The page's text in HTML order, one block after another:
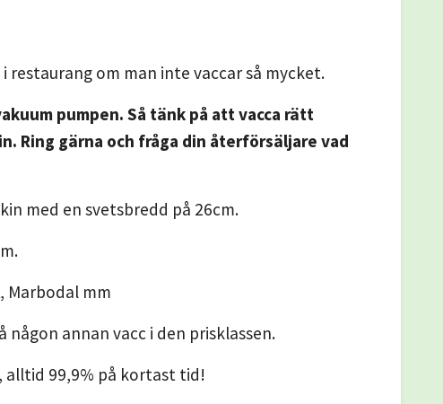
restaurang om man inte vaccar så mycket.
pumpen. Så tänk på att vacca rätt
Ring gärna och fråga din återförsäljare vad
med en svetsbredd på 26cm.
Marbodal mm
annan vacc i den prisklassen.
alltid 99,9% på kortast tid!